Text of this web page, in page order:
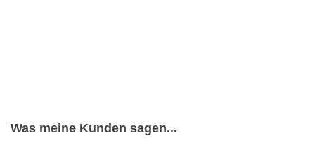
Was meine Kunden sagen...